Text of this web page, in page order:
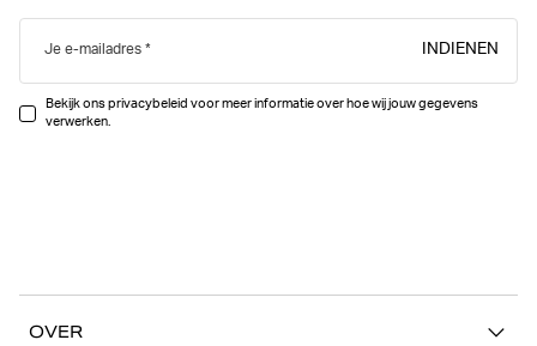
Je e-mailadres INDIENEN
Bekijk ons privacybeleid voor meer informatie over hoe wij jouw gegevens
verwerken.
OVER